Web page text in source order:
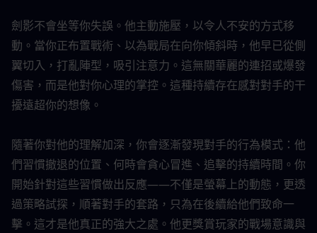
劍影不會坐等你失誤。他主動施壓，以令人不安的方式移
動。當你正布置戰術、以為戰局在向你傾斜時，他早已從側
翼切入，打亂陣型，吸引注意力。這無關華麗的連招或爆發
傷害，而是他對你心理的掌控。這種持續存在感對對手的干
擾遠超你的想像。
隨著你對他的理解加深，你會逐漸發現對手的行為模式：他
們習慣撤退的位置、何時會貪心冒進、追擊的持續時間。你
開始針對這些習慣做出反應——不僅是螢幕上的動態，更透
過策略試探，順著對手的套路，只為在後續給他們致命一
擊。這才是他真正的強大之處。他更獎賞玩家的戰場意識與